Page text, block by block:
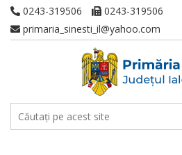
0243-319506
0243-319506
primaria_sinesti_il@yahoo.com